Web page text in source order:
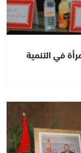
في التنمية